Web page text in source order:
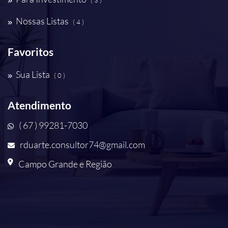
Nossas Listas ( 4 )
Favoritos
Sua Lista ( 0 )
Atendimento
( 67 ) 99281-7030
rduarte.consultor74@gmail.com
Campo Grande e Região